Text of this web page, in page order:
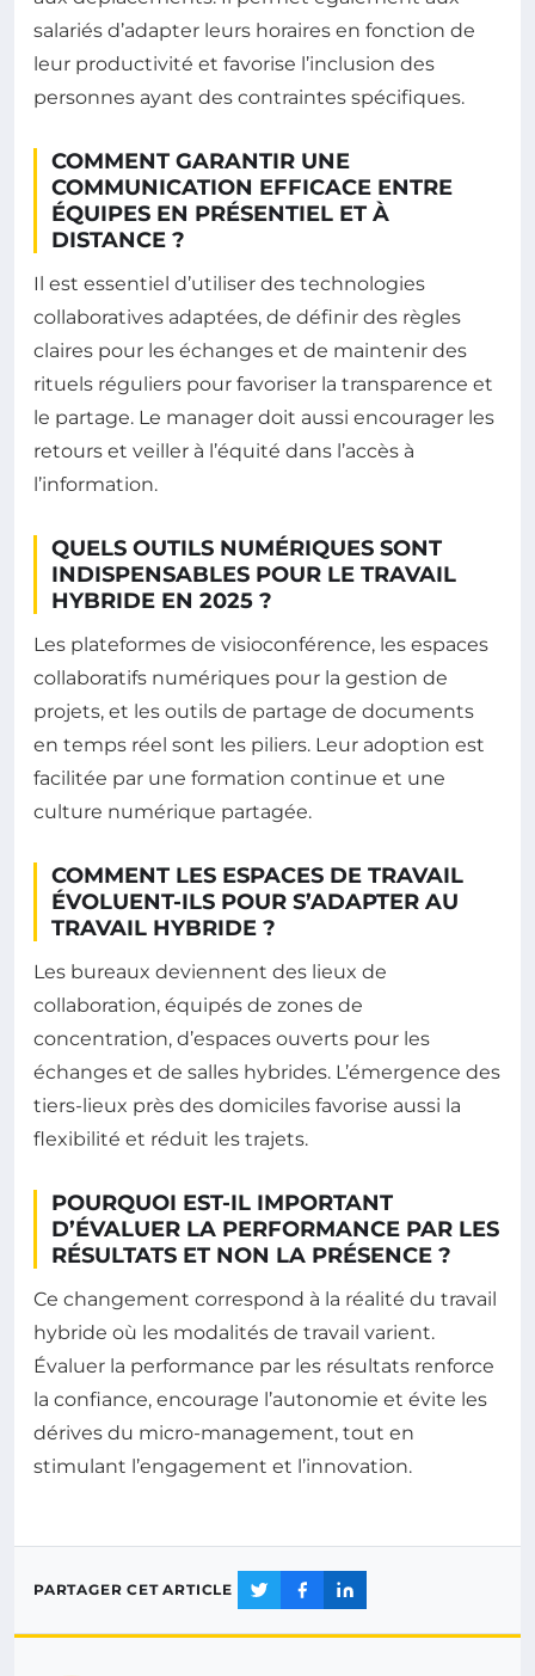
salariés d’adapter leurs horaires en fonction de
leur productivité et favorise l’inclusion des
personnes ayant des contraintes spécifiques.
COMMENT GARANTIR UNE
COMMUNICATION EFFICACE ENTRE
ÉQUIPES EN PRÉSENTIEL ET À
DISTANCE ?
Il est essentiel d’utiliser des technologies
collaboratives adaptées, de définir des règles
claires pour les échanges et de maintenir des
rituels réguliers pour favoriser la transparence et
le partage. Le manager doit aussi encourager les
retours et veiller à l’équité dans l’accès à
l’information.
QUELS OUTILS NUMÉRIQUES SONT
INDISPENSABLES POUR LE TRAVAIL
HYBRIDE EN 2025 ?
Les plateformes de visioconférence, les espaces
collaboratifs numériques pour la gestion de
projets, et les outils de partage de documents
en temps réel sont les piliers. Leur adoption est
facilitée par une formation continue et une
culture numérique partagée.
COMMENT LES ESPACES DE TRAVAIL
ÉVOLUENT-ILS POUR S’ADAPTER AU
TRAVAIL HYBRIDE ?
Les bureaux deviennent des lieux de
collaboration, équipés de zones de
concentration, d’espaces ouverts pour les
échanges et de salles hybrides. L’émergence des
tiers-lieux près des domiciles favorise aussi la
flexibilité et réduit les trajets.
POURQUOI EST-IL IMPORTANT
D’ÉVALUER LA PERFORMANCE PAR LES
RÉSULTATS ET NON LA PRÉSENCE ?
Ce changement correspond à la réalité du travail
hybride où les modalités de travail varient.
Évaluer la performance par les résultats renforce
la confiance, encourage l’autonomie et évite les
dérives du micro-management, tout en
stimulant l’engagement et l’innovation.
PARTAGER CET ARTICLE